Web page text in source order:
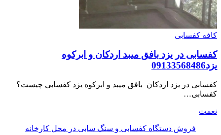
کافه کفسابی
کفسابی در یزد بافق میبد اردکان و ابرکوه
یزد09133568486
کفسابی در یزد اردکان بافق میبد و ابرکوه یزد کفسابی چیست؟
کفسابی…
نعمت
فروش دستگاه کفسابی و سنگ سابی در محل کارخانه